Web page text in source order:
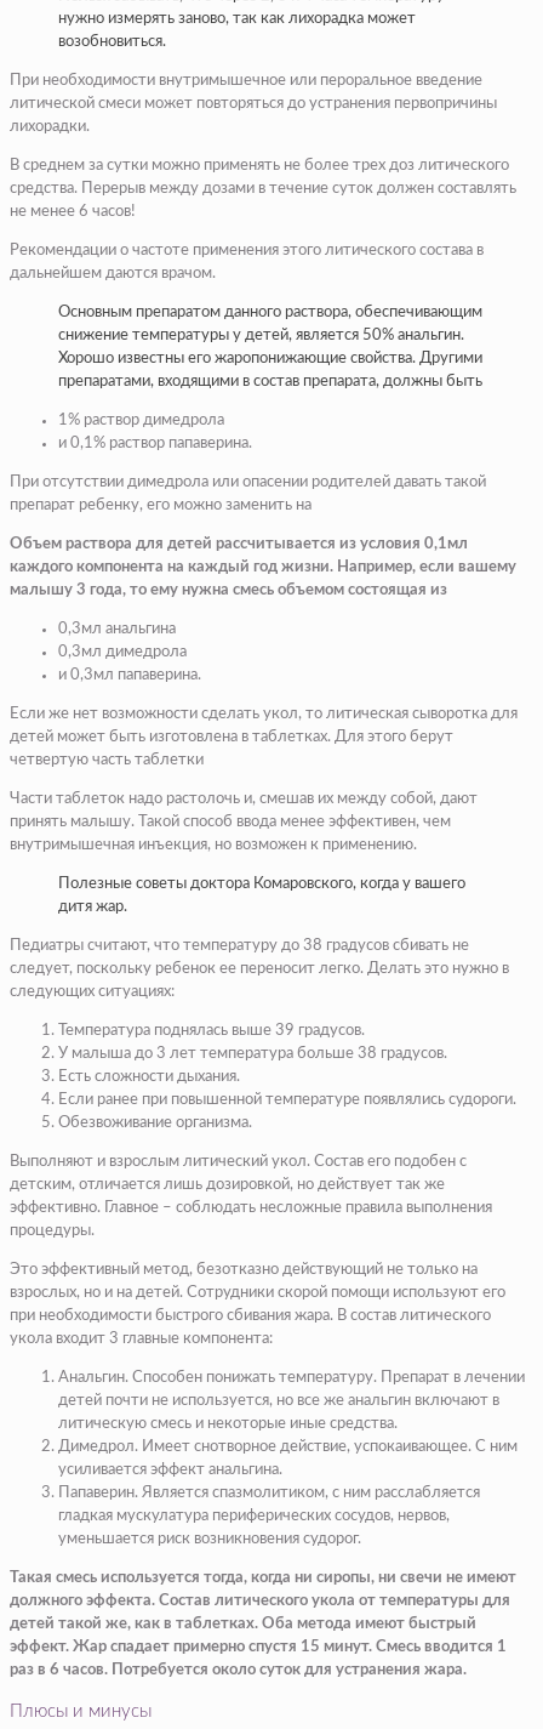
нужно измерять заново, так как лихорадка может
возобновиться.
При необходимости внутримышечное или пероральное введение
литической смеси может повторяться до устранения первопричины
лихорадки.
В среднем за сутки можно применять не более трех доз литического
средства. Перерыв между дозами в течение суток должен составлять
не менее 6 часов!
Рекомендации о частоте применения этого литического состава в
дальнейшем даются врачом.
Основным препаратом данного раствора, обеспечивающим
снижение температуры у детей, является 50% анальгин.
Хорошо известны его жаропонижающие свойства. Другими
препаратами, входящими в состав препарата, должны быть
1% раствор димедрола
и 0,1% раствор папаверина.
При отсутствии димедрола или опасении родителей давать такой
препарат ребенку, его можно заменить на
Объем раствора для детей рассчитывается из условия 0,1мл
каждого компонента на каждый год жизни. Например, если вашему
малышу 3 года, то ему нужна смесь объемом состоящая из
0,3мл анальгина
0,3мл димедрола
и 0,3мл папаверина.
Если же нет возможности сделать укол, то литическая сыворотка для
детей может быть изготовлена в таблетках. Для этого берут
четвертую часть таблетки
Части таблеток надо растолочь и, смешав их между собой, дают
принять малышу. Такой способ ввода менее эффективен, чем
внутримышечная инъекция, но возможен к применению.
Полезные советы доктора Комаровского, когда у вашего
дитя жар.
Педиатры считают, что температуру до 38 градусов сбивать не
следует, поскольку ребенок ее переносит легко. Делать это нужно в
следующих ситуациях:
Температура поднялась выше 39 градусов.
У малыша до 3 лет температура больше 38 градусов.
Есть сложности дыхания.
Если ранее при повышенной температуре появлялись судороги.
Обезвоживание организма.
Выполняют и взрослым литический укол. Состав его подобен с
детским, отличается лишь дозировкой, но действует так же
эффективно. Главное – соблюдать несложные правила выполнения
процедуры.
Это эффективный метод, безотказно действующий не только на
взрослых, но и на детей. Сотрудники скорой помощи используют его
при необходимости быстрого сбивания жара. В состав литического
укола входит 3 главные компонента:
Анальгин. Способен понижать температуру. Препарат в лечении
детей почти не используется, но все же анальгин включают в
литическую смесь и некоторые иные средства.
Димедрол. Имеет снотворное действие, успокаивающее. С ним
усиливается эффект анальгина.
Папаверин. Является спазмолитиком, с ним расслабляется
гладкая мускулатура периферических сосудов, нервов,
уменьшается риск возникновения судорог.
Такая смесь используется тогда, когда ни сиропы, ни свечи не имеют
должного эффекта. Состав литического укола от температуры для
детей такой же, как в таблетках. Оба метода имеют быстрый
эффект. Жар спадает примерно спустя 15 минут. Смесь вводится 1
раз в 6 часов. Потребуется около суток для устранения жара.
Плюсы и минусы